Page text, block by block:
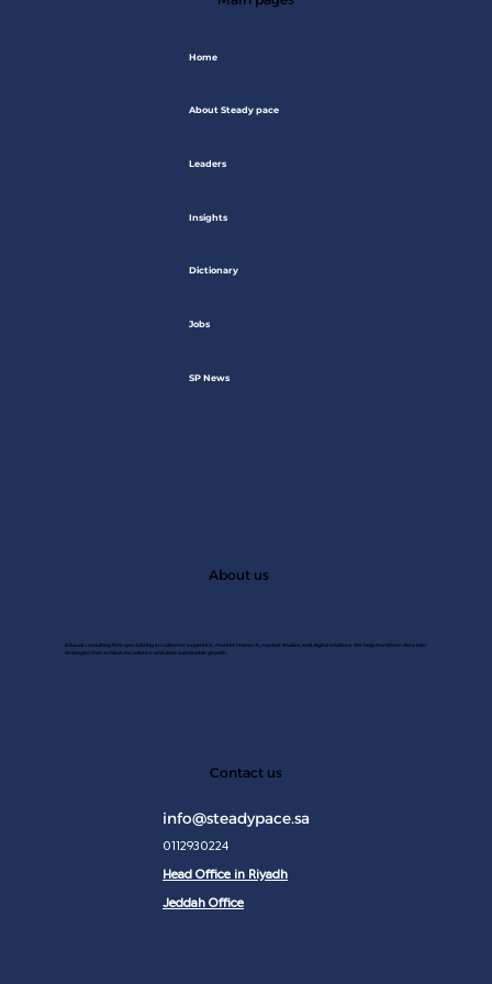
About us
A Saudi consulting firm specializing in customer experince, market research, market studies, and digital solutions. We help transform data into
strategies that achieve excellence and drive sustainable growth.
Contact us
info@steadypace.sa
0112930224
Head Office in Riyadh
Jeddah Office
Home
About Steady pace
Leaders
Insights
Dictionary
Jobs
SP News